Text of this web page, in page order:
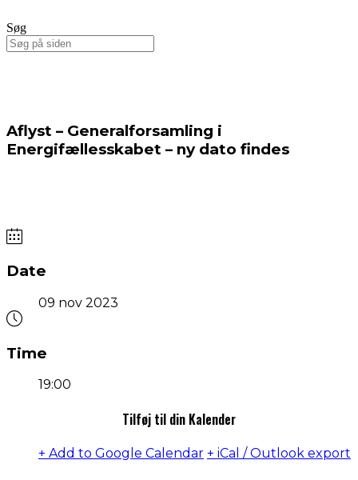
Søg
Aflyst – Generalforsamling i
Energifællesskabet – ny dato findes
Date
09 nov 2023
Time
19:00
Tilføj til din Kalender
+ Add to Google Calendar + iCal / Outlook export